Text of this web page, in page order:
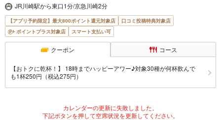
JR川崎駅から東口1分/京急川崎2分
【アプリ予約限定】最大800ポイント還元対象店
口コミ投稿特典対象店
ポイントプラス対象店
スマート支払い可
クーポン コース
【おトクに乾杯！】 18時までハッピーアワー♪対象30種が何杯飲んで
も1杯250円（税込275円）
カレンダーの更新に失敗しました。
下記ボタンを押して空席状況を更新してください。